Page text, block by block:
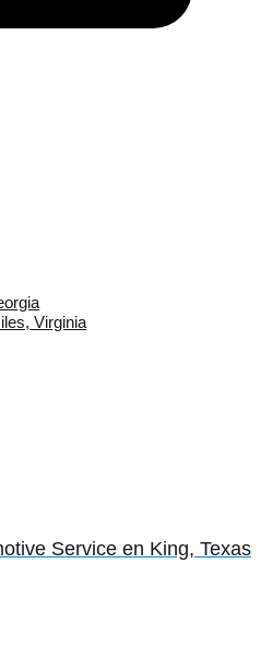
Virginia
Service en King, Texas